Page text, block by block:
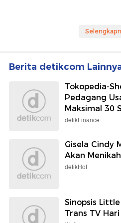
Berita detikcom
Tokopedia-
Pedagang
Maksimal 30
detikFinance
Gisela Cindy
Akan
detikHot
Sinopsis
Trans TV Hari